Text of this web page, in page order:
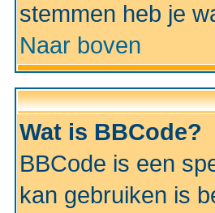
stemmen heb je
Naar boven
Wat is BBCode?
BBCode is een
kan gebruiken is